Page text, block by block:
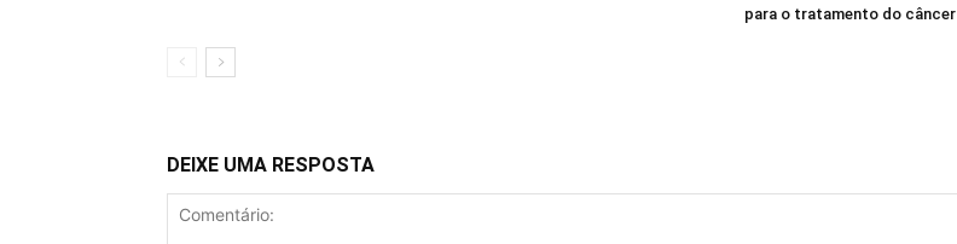
para o tratamento do câncer
DEIXE UMA RESPOSTA